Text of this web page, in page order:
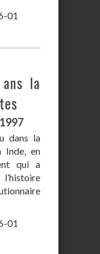
01
la
dans la
Inde, en
qui a
01